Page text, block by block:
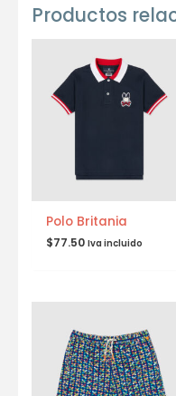
Productos
Polo Britania
$77.50 Iva incluido